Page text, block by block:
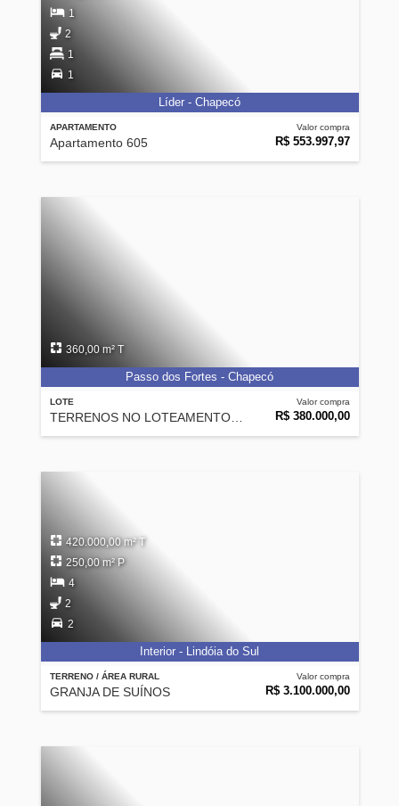
APARTAMENTO
Apartamento 605
Valor compra
R$ 553.997,97
1
2
1
1
Líder - Chapecó
LOTE
TERRENOS NO LOTEAMENTO WALVILLE III
Valor compra
R$ 380.000,00
360,00 m² T
Passo dos Fortes - Chapecó
TERRENO / ÁREA RURAL
GRANJA DE SUÍNOS
Valor compra
R$ 3.100.000,00
420.000,00 m² T
250,00 m² P
4
2
2
Interior - Lindóia do Sul